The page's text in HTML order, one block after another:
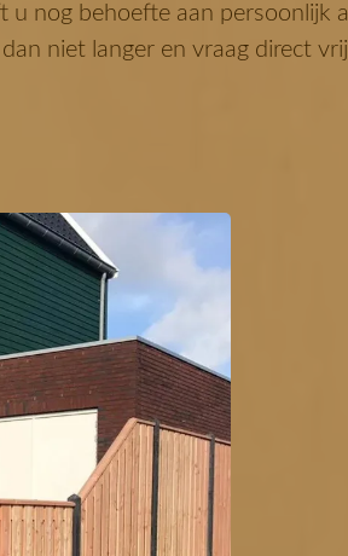
u nog behoefte aan
niet langer en vraag direct